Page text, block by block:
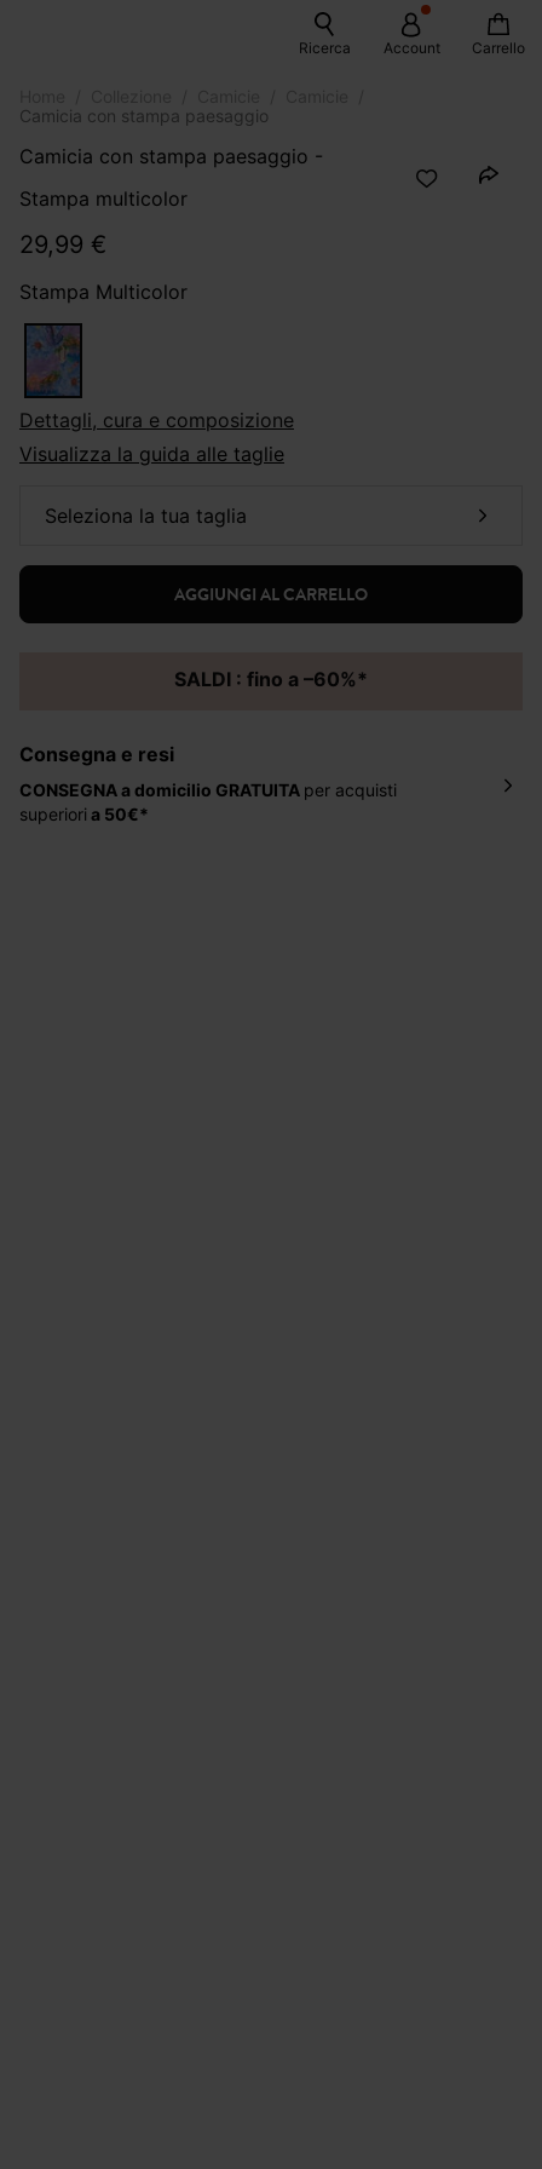
Ricerca Account Carrello
Camicia con stampa paesaggio
Camicia con stampa paesaggio -
Stampa multicolor
29,99 €
Stampa Multicolor
dettagli, cura e composizione
Visualizza la guida alle taglie
seleziona la tua taglia
AGGIUNGI AL CARRELLO
SALDI : fino a –60%*
Consegna e resi
CONSEGNA a domicilio GRATUITA per acquisti
superiori a 50€*